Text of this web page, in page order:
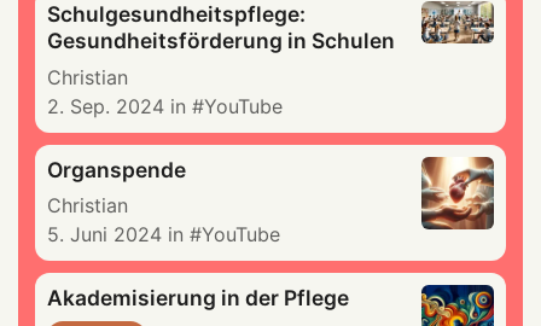
Schulgesundheitspflege:
Gesundheitsförderung in Schulen
Christian
2. Sep. 2024 in YouTube
Organspende
Christian
5. Juni 2024 in YouTube
Akademisierung in der Pflege